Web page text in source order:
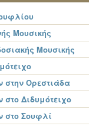
Μουσικής
Μουσικής
στην Ορεστιάδα
Διδυμότειχο
στο Σουφλί